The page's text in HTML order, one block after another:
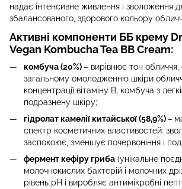
надає інтенсивне живлення і зволоження
збалансованого, здорового кольору
Активні компоненти ББ крему
Vegan Kombucha Tea BB Cream:
комбуча (20%) – вирівнює тон обличчя,
загальному омолодженню шкіри
концентрації вітаміну B, комбуча з
подразнену шкіру;
гідролат камелії китайської (58,9%) –
спектр косметичних властивостей:
заспокоює, зменшує почервоніння і
фермент кефіру гриба (унікальне
молочнокислих бактерій і молочних
рівень pH і виробляє антимікробні